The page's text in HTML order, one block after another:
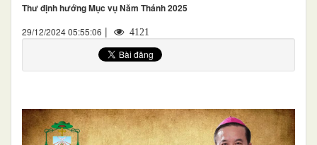
Thư định hướng Mục vụ Năm Thánh 2025
29/12/2024 05:55:06 | 4121